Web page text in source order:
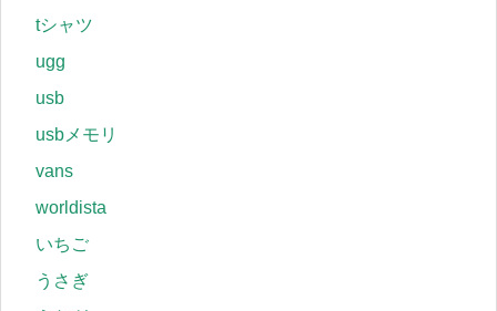
tシャツ
ugg
usb
usbメモリ
vans
worldista
いちご
うさぎ